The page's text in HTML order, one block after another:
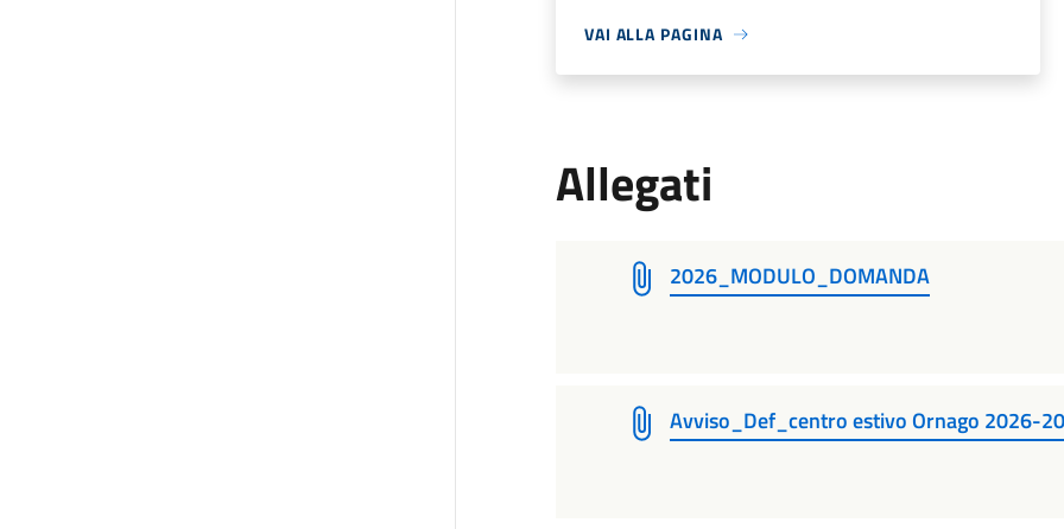
VAI ALLA PAGINA
Allegati
2026_MODULO_DOMANDA
Avviso_Def_centro estivo Ornago 2026-